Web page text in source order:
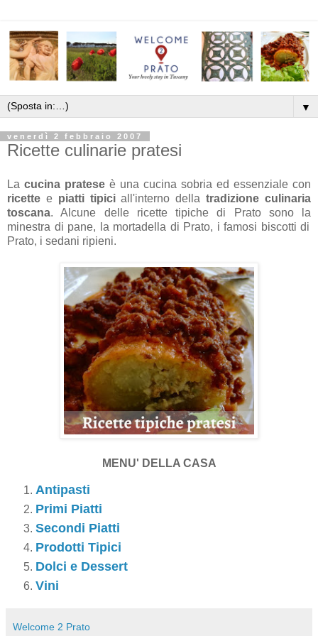
▼
venerdì 2 febbraio 2007
Ricette culinarie pratesi
La cucina pratese è una cucina sobria ed essenziale con
ricette e piatti tipiciall'interno dellatradizione culinaria
toscana. Alcune delle ricette tipiche di Prato sono la
minestra di pane,
la mortadella di Prato, i famosi biscotti di
Prato, i sedani ripieni.
MENU' DELLA CASA
Antipasti
Primi Piatti
Secondi Piatti
Prodotti Tipici
Dolci e Dessert
Vini
Welcome 2 Prato